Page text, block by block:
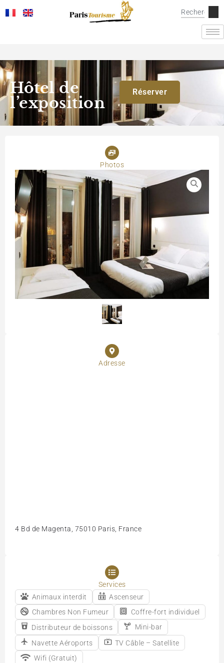
Hôtel de
l’exposition
Réserver
Photos
Adresse
4 Bd de Magenta, 75010 Paris, France
Services
Animaux interdit
Ascenseur
Chambres Non Fumeur
Coffre-fort individuel
Distributeur de boissons
Mini-bar
Navette Aéroports
TV Câble – Satellite
Wifi (Gratuit)